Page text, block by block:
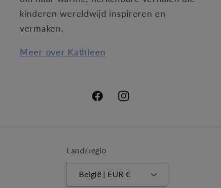
kinderen wereldwijd inspireren en
vermaken.
Meer over Kathleen
FacebookInstagram
Land/regio
België | EUR €